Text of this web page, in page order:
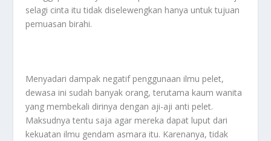
selagi cinta itu tidak diselewengkan hanya untuk tujuan
pemuasan birahi.
Menyadari dampak negatif penggunaan ilmu pelet,
dewasa ini sudah banyak orang, terutama kaum wanita
yang membekali dirinya dengan aji-aji anti pelet.
Maksudnya tentu saja agar mereka dapat luput dari
kekuatan ilmu gendam asmara itu. Karenanya, tidak